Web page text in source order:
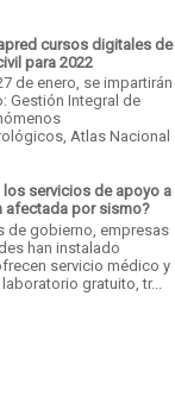
cursos digitales de
para 2022
de enero, se impartirán
Gestión Integral de
Atlas Nacional
los servicios de apoyo a
afectada por sismo?
de gobierno, empresas
han instalado
servicio médico y
gratuito, tr...